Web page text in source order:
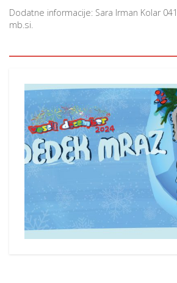
Dodatne informacije: Sara Irman Kolar
mb.si.